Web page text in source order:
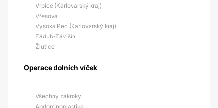
Vrbice (Karlovarský kraj)
Vřesová
Vysoká Pec (Karlovarský kraj)
Zádub-Závišín
Žlutice
Operace dolních víček
Všechny zákroky
Abdominoplastika